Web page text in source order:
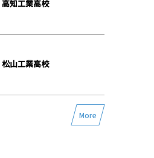
高知工業高校
松山工業高校
More